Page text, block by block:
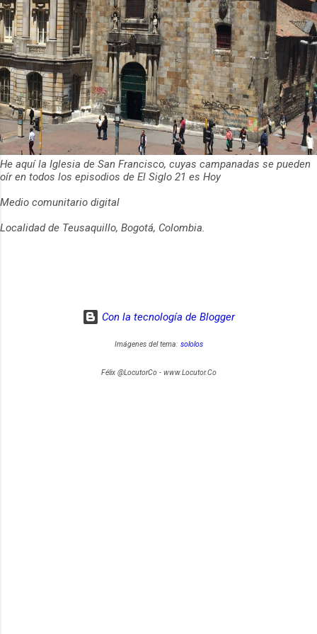
He aquí la Iglesia de San Francisco, cuyas campanadas se pueden
oír en todos los episodios de El Siglo 21 es Hoy
Medio comunitario digital
Localidad de Teusaquillo, Bogotá, Colombia.
Con la tecnología de Blogger
Imágenes del tema: sololos
Félix @LocutorCo - www.Locutor.Co